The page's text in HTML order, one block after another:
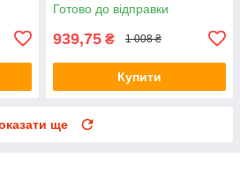
Готово до відправки
939,75 ₴ 1 008 ₴
Купити
ще